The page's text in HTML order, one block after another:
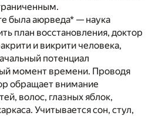
была аюрведа* — наука
план восстановления, доктор
и викрити человека,
потенциал
момент времени. Проводя
обращает внимание
волос, глазных яблок,
Учитывается сон, стул,